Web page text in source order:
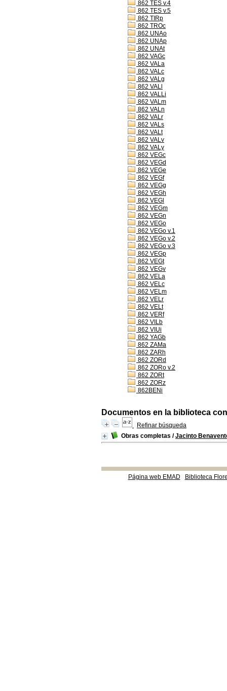
862 TES v.4
862 TES v.5
862 TIRp
862 TROc
862 UNAo
862 UNAp
862 UNAt
862 VAGc
862 VALa
862 VALc
862 VALg
862 VALl
862 VALLi
862 VALm
862 VALn
862 VALr
862 VALs
862 VALt
862 VALv
862 VALy
862 VEGc
862 VEGd
862 VEGe
862 VEGf
862 VEGg
862 VEGh
862 VEGl
862 VEGm
862 VEGn
862 VEGo
862 VEGo v.1
862 VEGo v.2
862 VEGo v.3
862 VEGp
862 VEGt
862 VEGv
862 VELa
862 VELc
862 VELm
862 VELr
862 VELt
862 VERf
862 VILb
862 VIUi
862 YAGb
862 ZAMa
862 ZARh
862 ZORd
862 ZORo v.2
862 ZORt
862 ZORz
862BENi
Documentos en la biblioteca
Refinar búsqueda
Obras completas /Jacinto
Página web EMAD Biblioteca